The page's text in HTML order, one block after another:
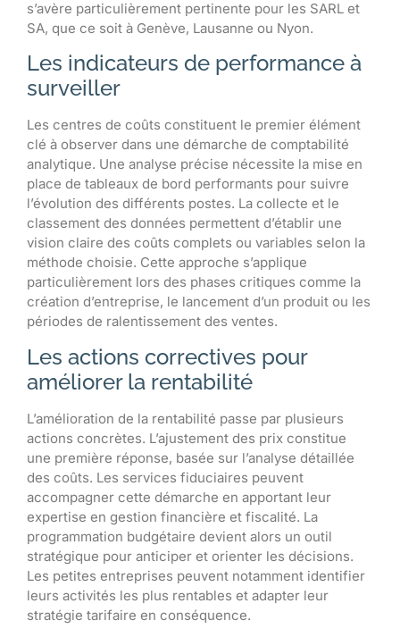
s’avère particulièrement pertinente pour les SARL et
SA, que ce soit à Genève, Lausanne ou Nyon.
Les indicateurs de performance à
surveiller
Les centres de coûts constituent le premier élément
clé à observer dans une démarche de comptabilité
analytique. Une analyse précise nécessite la mise en
place de tableaux de bord performants pour suivre
l’évolution des différents postes. La collecte et le
classement des données permettent d’établir une
vision claire des coûts complets ou variables selon la
méthode choisie. Cette approche s’applique
particulièrement lors des phases critiques comme la
création d’entreprise, le lancement d’un produit ou les
périodes de ralentissement des ventes.
Les actions correctives pour
améliorer la rentabilité
L’amélioration de la rentabilité passe par plusieurs
actions concrètes. L’ajustement des prix constitue
une première réponse, basée sur l’analyse détaillée
des coûts. Les services fiduciaires peuvent
accompagner cette démarche en apportant leur
expertise en gestion financière et fiscalité. La
programmation budgétaire devient alors un outil
stratégique pour anticiper et orienter les décisions.
Les petites entreprises peuvent notamment identifier
leurs activités les plus rentables et adapter leur
stratégie tarifaire en conséquence.